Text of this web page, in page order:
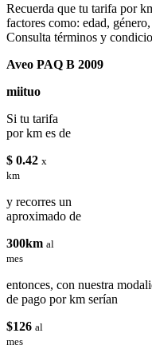
Recuerda que tu tarifa por
factores como: edad,
Consulta términos y
Aveo PAQ B 2009
miituo
Si tu tarifa
por km es de
$ 0.42 x
km
y recorres un
aproximado de
300km al
mes
entonces, con nuestra
de pago por km serían
$126 al
mes